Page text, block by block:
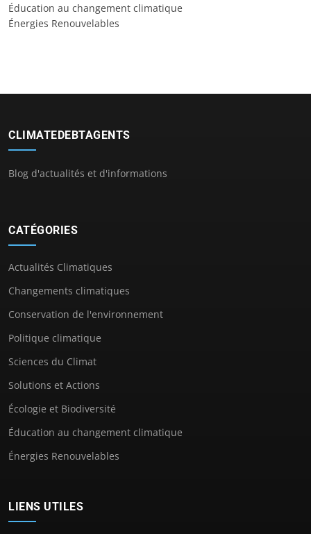
Éducation au changement climatique
Énergies Renouvelables
CLIMATEDEBTAGENTS
Blog d'actualités et d'informations
CATÉGORIES
Actualités Climatiques
Changements climatiques
Conservation de l'environnement
Politique climatique
Sciences du Climat
Solutions et Actions
Écologie et Biodiversité
Éducation au changement climatique
Énergies Renouvelables
LIENS UTILES